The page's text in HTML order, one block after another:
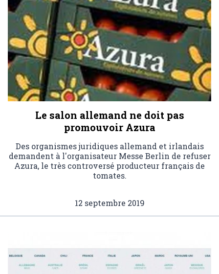
Le salon allemand ne doit pas
promouvoir Azura
Des organismes juridiques allemand et irlandais
demandent à l'organisateur Messe Berlin de refuser
Azura, le très controversé producteur français de
tomates.
12 septembre 2019